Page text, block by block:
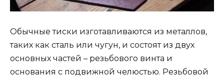
Обычные тиски изготавливаются из металлов,
таких как сталь или чугун, и состоят из двух
основных частей – резьбового винта и
основания с подвижной челюстью. Резьбовой